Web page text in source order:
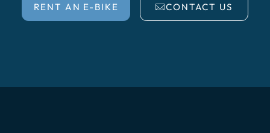
RENT AN E-BIKE CONTACT US